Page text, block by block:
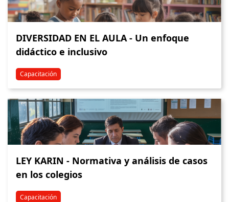
DIVERSIDAD EN EL AULA - Un enfoque
didáctico e inclusivo
Capacitación
LEY KARIN - Normativa y análisis de casos
en los colegios
Capacitación